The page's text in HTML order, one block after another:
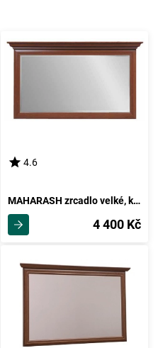
4.6
MAHARASH zrcadlo velké, kaštan, 5 let záruka
4 400 Kč